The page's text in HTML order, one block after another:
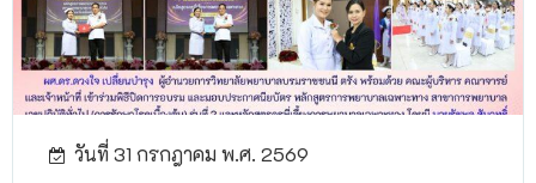
วันที่ 31 กรกฎาคม พ.ศ. 2569